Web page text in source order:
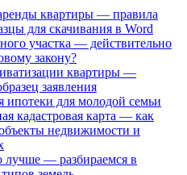
квартиры — правила
для скачивания в Word
участка — действительно
закону?
квартиры —
заявления
ипотеки для молодой семьи
кадастровая карта — как
недвижимости и
— разбираемся в